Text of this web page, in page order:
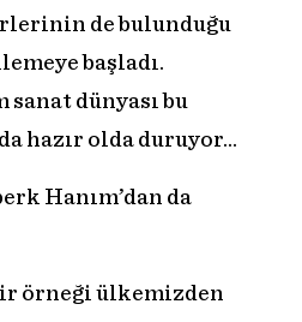
de bulunduğu
başladı.
sanat dünyası bu
hazır olda duruyor...
Hanım’dan da
örneği ülkemizden